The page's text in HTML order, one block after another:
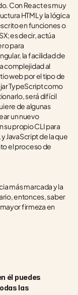
Con React es muy
HTML y la lógica
en funciones o
es decir, actúa
para
la facilidad de
complejidad al
web por el tipo de
TypeScript como
será difícil
de algunas
un nuevo
propio CLI para
JavaScript de la que
el proceso de
más marcada y la
entonces, saber
firmeza en
él puedes
las